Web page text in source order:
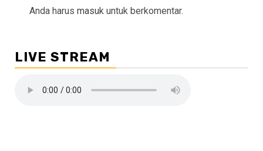
Anda harus masuk untuk berkomentar.
LIVE STREAM